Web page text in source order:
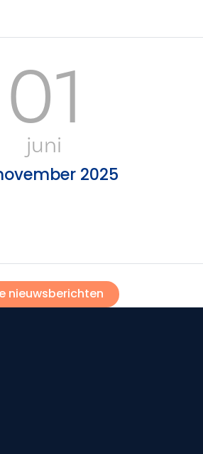
01
juni
2025
nieuwsberichten